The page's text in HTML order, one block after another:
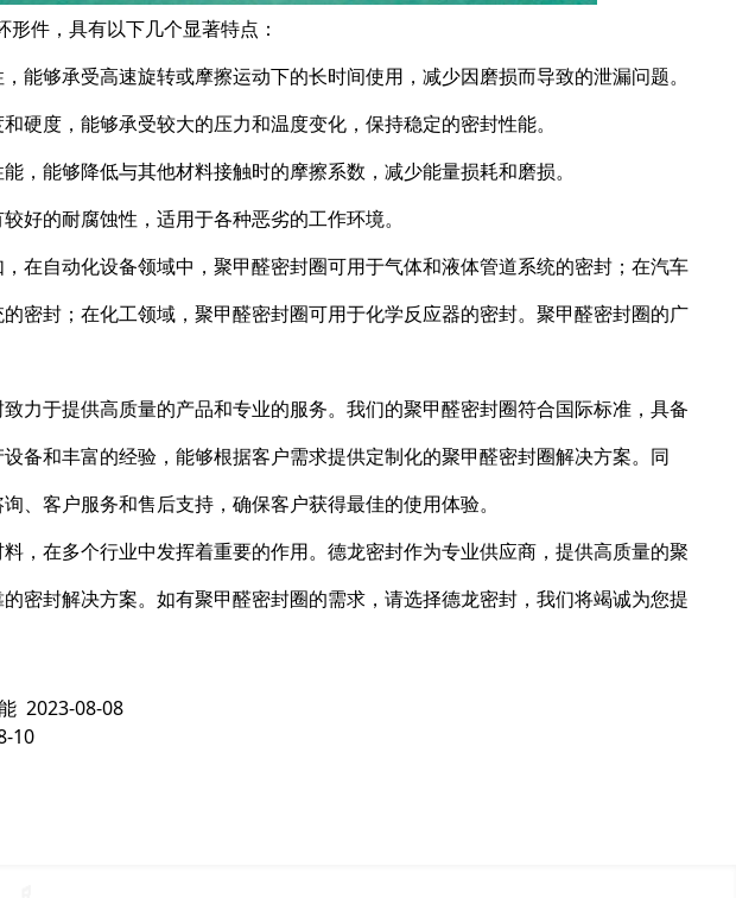
件，具有以下几个显著特点：
能够承受高速旋转或摩擦运动下的长时间使用，减少因磨损而导致的泄漏问题。
硬度，能够承受较大的压力和温度变化，保持稳定的密封性能。
，能够降低与其他材料接触时的摩擦系数，减少能量损耗和磨损。
好的耐腐蚀性，适用于各种恶劣的工作环境。
在自动化设备领域中，聚甲醛密封圈可用于气体和液体管道系统的密封；在汽车
密封；在化工领域，聚甲醛密封圈可用于化学反应器的密封。聚甲醛密封圈的广
力于提供高质量的产品和专业的服务。我们的聚甲醛密封圈符合国际标准，具备
备和丰富的经验，能够根据客户需求提供定制化的聚甲醛密封圈解决方案。同
、客户服务和售后支持，确保客户获得最佳的使用体验。
，在多个行业中发挥着重要的作用。德龙密封作为专业供应商，提供高质量的聚
密封解决方案。如有聚甲醛密封圈的需求，请选择德龙密封，我们将竭诚为您提
2023-08-08
10